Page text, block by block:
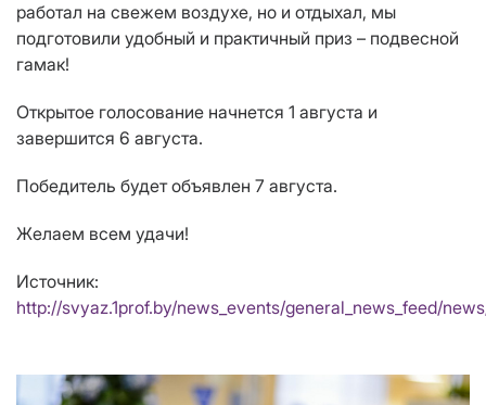
работал на свежем воздухе, но и отдыхал, мы
подготовили удобный и практичный приз – подвесной
гамак!
Открытое голосование начнется 1 августа и
завершится 6 августа.
Победитель будет объявлен 7 августа.
Желаем всем удачи!
Источник:
http://svyaz.1prof.by/news_events/general_news_feed/